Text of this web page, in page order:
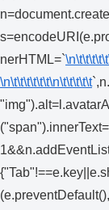
nerHTML=`
\n\t\t\t\t\t\t\n\t\t\t\t\t